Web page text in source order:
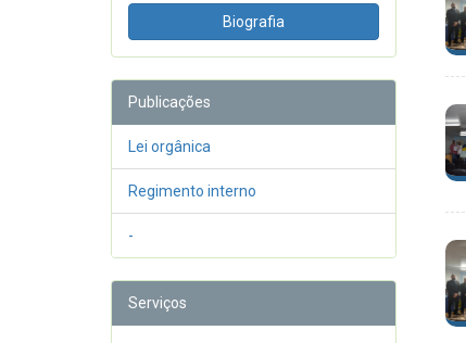
Biografia
Publicações
Lei orgânica
Regimento interno
-
Serviços